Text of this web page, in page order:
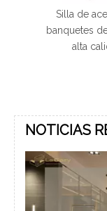
Silla de
banquetes de
alta
NOTICIAS